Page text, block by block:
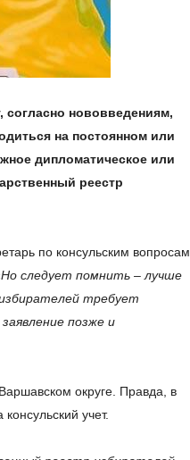
согласно нововведениям,
на постоянном или
дипломатическое или
реестр
по консульским вопросам
Но следует помнить – лучше
избирателей требует
позже и
округе. Правда, в
учет.